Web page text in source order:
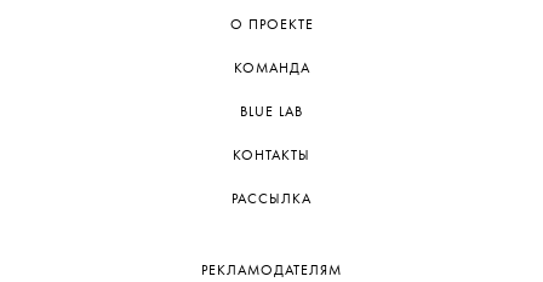
О ПРОЕКТЕ
КОМАНДА
BLUE LAB
КОНТАКТЫ
РАССЫЛКА
РЕКЛАМОДАТЕЛЯМ